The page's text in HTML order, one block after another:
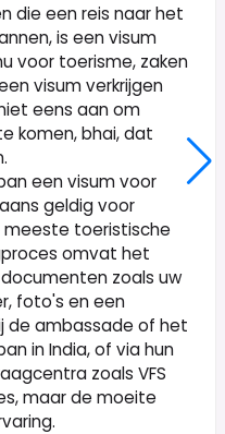
die een reis naar het
is een visum
voor toerisme, zaken
visum verkrijgen
eens aan om
komen, bhai, dat
een visum voor
geldig voor
meeste toeristische
omvat het
zoals uw
foto's en een
de ambassade of het
in India, of via hun
zoals VFS
maar de moeite